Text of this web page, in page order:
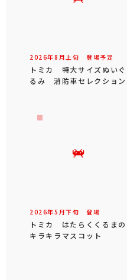
2026年8 月 上旬 登場予定
トミカ 特大サイズぬいぐ
るみ 消防車セレクション
2026年5 月下旬 登場
トミカ はたらくくるまの
キラキラマスコット